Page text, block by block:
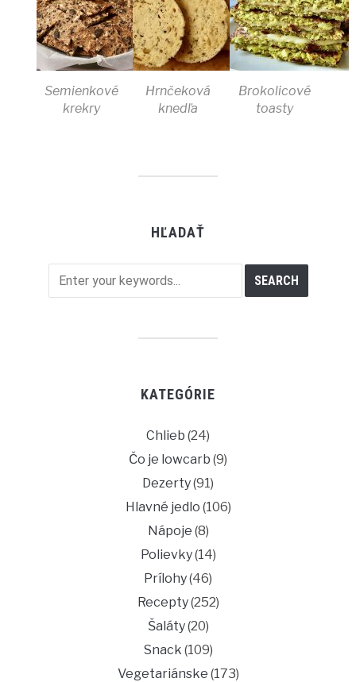
Semienkové
krekry
Hrnčeková
knedľa
Brokolicové
toasty
HĽADAŤ
KATEGÓRIE
Chlieb (24)
Čo je lowcarb (9)
Dezerty(91)
Hlavné jedlo (106)
Nápoje (8)
Polievky(14)
Prílohy(46)
Recepty(252)
Šaláty(20)
Snack (109)
Vegetariánske (173)